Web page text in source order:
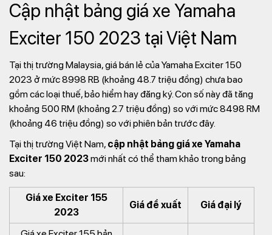
Cập nhật bảng giá xe Yamaha
Exciter 150 2023 tại Việt Nam
Tại thị trường Malaysia, giá bán lẻ của Yamaha Exciter 150
2023 ở mức 8998 RB (khoảng 48.7 triệu đồng) chưa bao
gồm các loại thuế, bảo hiểm hay đăng ký. Con số này đã tăng
khoảng 500 RM (khoảng 2.7 triệu đồng) so với mức 8498 RM
(khoảng 46 triệu đồng) so với phiên bản trước đây.
Tại thị trường Việt Nam, cập nhật bảng giá xe Yamaha
Exciter 150 2023mới nhất có thể tham khảo trong bảng
sau:
Giá xe Exciter 155
2023
Giá đề xuất Giá đại lý